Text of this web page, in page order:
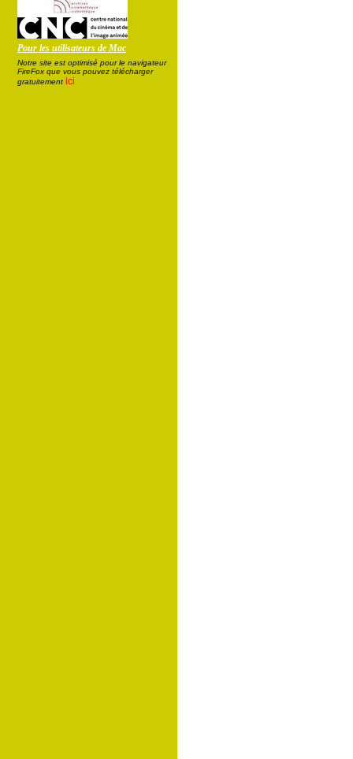
Pour les utilisateurs de Mac
Notre site est optimisé pour le navigateur
FireFox que vous pouvez télécharger
gratuitement ici